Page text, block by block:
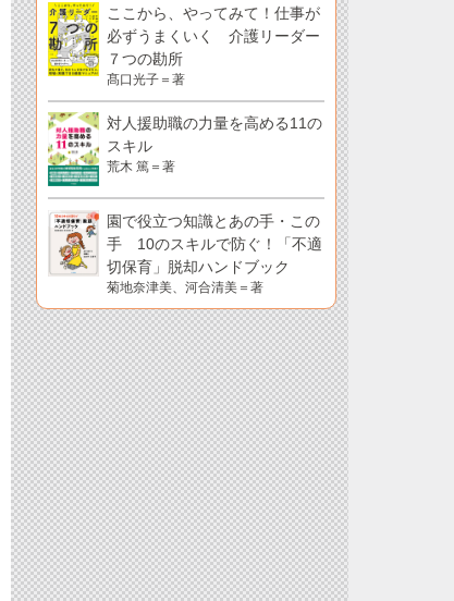
ここから、やってみて！仕事が
必ずうまくいく 介護リーダー
７つの勘所
髙口光子＝著
対人援助職の力量を高める11の
スキル
荒木 篤＝著
園で役立つ知識とあの手・この
手 10のスキルで防ぐ！「不適
切保育」脱却ハンドブック
菊地奈津美、河合清美＝著